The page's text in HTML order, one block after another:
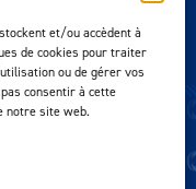
et/ou accèdent à
de cookies pour traiter
ou de gérer vos
consentir à cette
notre site web.